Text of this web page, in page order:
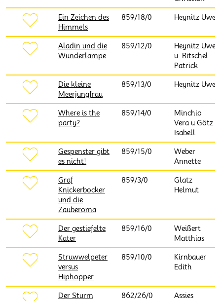
Ein Zeichen des
Himmels
859/18/0 Heynitz Uwe
Aladin und die
Wunderlampe
859/12/0
Heynitz Uwe
u. Ritschel
Patrick
Die kleine
Meerjungfrau
859/13/0 Heynitz Uwe
Where is the
party?
859/14/0
Minchio
Vera u Götz
Isabell
Gespenster gibt
es nicht!
859/15/0
Weber
Annette
Graf
Knickerbocker
und die
Zauberoma
859/3/0
Glatz
Helmut
Der gestiefelte
Kater
859/16/0
Weißert
Matthias
Struwwelpeter
versus
Hiphopper
859/10/0
Kirnbauer
Edith
Der Sturm 862/26/0
Assies